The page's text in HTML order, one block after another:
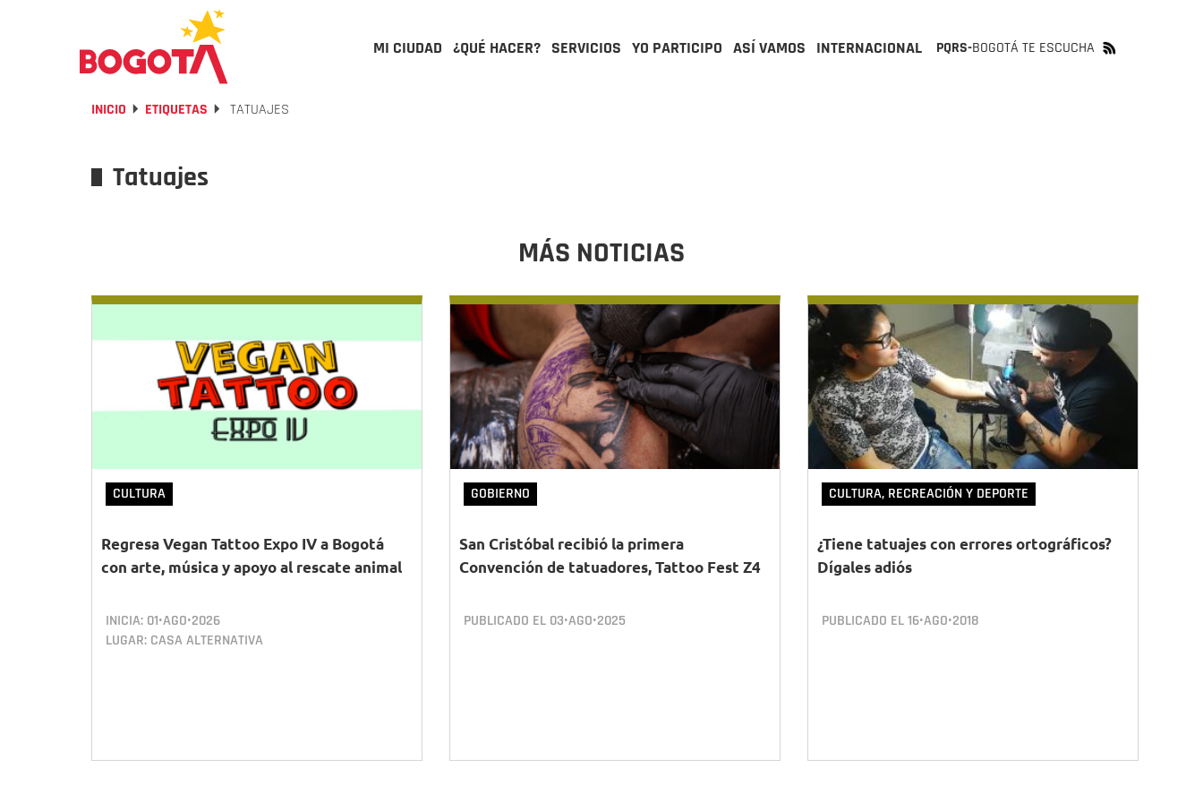
MI CIUDAD ¿QUÉ HACER? SERVICIOS YO PARTICIPO ASÍ VAMOS INTERNACIONAL PQRS-BOGOTÁ TE ESCUCHA
INICIO ETIQUETAS TATUAJES
Tatuajes
MÁS NOTICIAS
CULTURA
Regresa Vegan Tattoo Expo IV a Bogotá
con arte, música y apoyo al rescate animal
INICIA: 01•AGO•2026
LUGAR: CASA ALTERNATIVA
GOBIERNO
San Cristóbal recibió la primera
Convención de tatuadores, Tattoo Fest Z4
PUBLICADO EL 03•AGO•2025
CULTURA, RECREACIÓN Y DEPORTE
¿Tiene tatuajes con errores ortográficos?
Dígales adiós
PUBLICADO EL16•AGO•2018